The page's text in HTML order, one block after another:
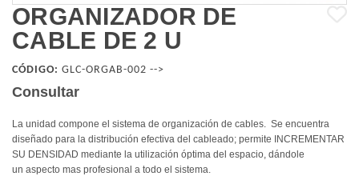
ORGANIZADOR DE
CABLE DE 2 U
CÓDIGO: GLC-ORGAB-002 -->
Consultar
La unidad compone el sistema de organización de cables. Se encuentra
diseñado para la distribución efectiva del cableado; permite INCREMENTAR
SU DENSIDAD mediante la utilización óptima del espacio, dándole
un aspecto mas profesional a todo el sistema.